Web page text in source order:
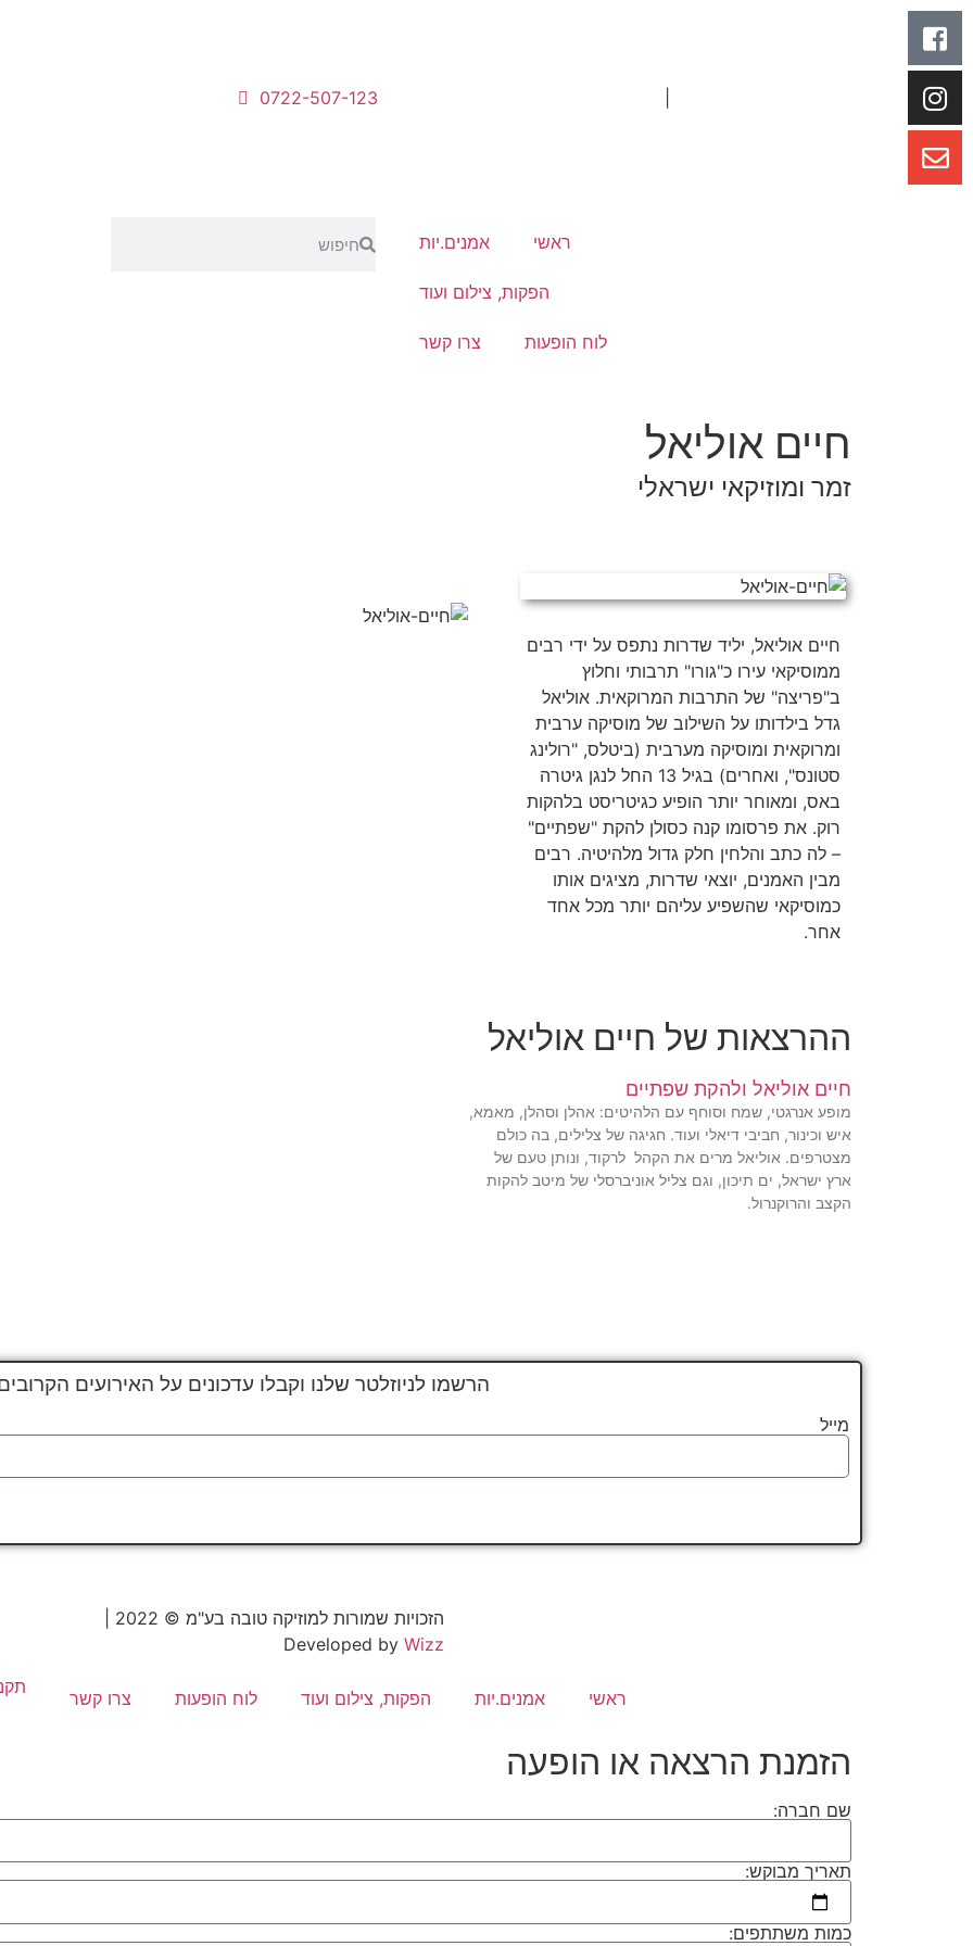
0722-507-123
ראשי אמנים.יות
הפקות, צילום ועוד
לוח הופעות צרו קשר
חיים אוליאל
זמר ומוזיקאי ישראלי
חיים אוליאל, יליד שדרות נתפס על ידי רבים
ממוסיקאי עירו כ"גורו" תרבותי וחלוץ
ב"פריצה" של התרבות המרוקאית. אוליאל
גדל בילדותו על השילוב של מוסיקה ערבית
ומרוקאית ומוסיקה מערבית (ביטלס, "רולינג
סטונס", ואחרים) בגיל 13 החל לנגן גיטרה
באס, ומאוחר יותר הופיע כגיטריסט בלהקות
רוק. את פרסומו קנה כסולן להקת "שפתיים"
– לה כתב והלחין חלק גדול מלהיטיה. רבים
מבין האמנים, יוצאי שדרות, מציגים אותו
כמוסיקאי שהשפיע עליהם יותר מכל אחד
אחר.
ההרצאות של חיים אוליאל
חיים אוליאל ולהקת שפתיים
מופע אנרגטי, שמח וסוחף עם הלהיטים: אהלן וסהלן, מאמא,
איש וכינור, חביבי דיאלי ועוד. חגיגה של צלילים, בה כולם
מצטרפים. אוליאל מרים את הקהל לרקוד, ונותן טעם של
ארץ ישראל, ים תיכון, וגם צליל אוניברסלי של מיטב להקות
הקצב והרוקנרול.
הרשמו לניוזלטר שלנו וקבלו עדכונים על האירועים
מייל
Developed byWizz
ראשי אמנים.יות הפקות, צילום ועוד לוח הופעות צרו קשר
הזמנת הרצאה או הופעה
שם חברה:
תאריך מבוקש:
כמות משתתפים: